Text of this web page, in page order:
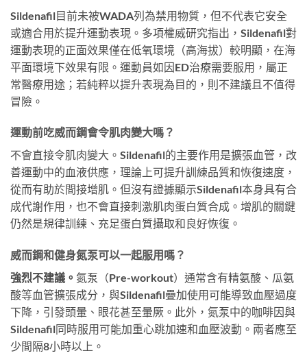
Sildenafil目前未被WADA列為禁用物質，但不代表它安全
或適合用於提升運動表現。多項權威研究指出，Sildenafil對
運動表現的正面效果僅在低氧環境（高海拔）較明顯，在海
平面環境下效果有限。運動員如因ED治療需要服用，屬正
常醫療用途；若純粹以提升表現為目的，則不建議且不值得
冒險。
運動前吃威而鋼會令肌肉變大嗎？
不會直接令肌肉變大。Sildenafil的主要作用是擴張血管，改
善運動中的血液供應，理論上可提升訓練品質和恢復速度，
從而有助於間接增肌。但沒有證據顯示Sildenafil本身具有合
成代謝作用，也不會直接刺激肌肉蛋白質合成。增肌的關鍵
仍然是規律訓練、充足蛋白質攝取和良好恢復。
威而鋼和健身氮泵可以一起服用嗎？
強烈不建議。 氮泵（Pre-workout）通常含有精氨酸、瓜氨
酸等血管擴張成分，與Sildenafil疊加使用可能導致血壓過度
下降，引發頭暈、眼花甚至暈厥。此外，氮泵中的咖啡因與
Sildenafil同時服用可能加重心跳加速和血壓波動。兩者應至
少間隔8小時以上。